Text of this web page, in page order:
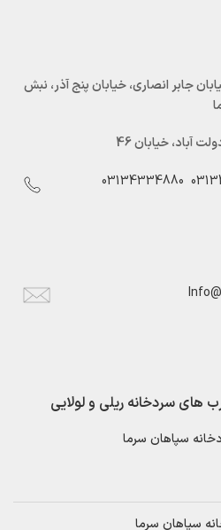
جابر انصاری، خیابان پنج آذر، نبش
آباد، خیابان 46
03134334880
های سردخانه ریلی و لولایی
سپاهان سرما
سپاهان سرما